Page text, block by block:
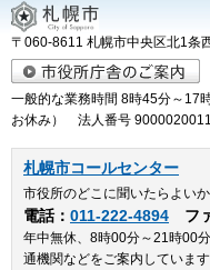
〒060-8611 札幌市中央区北1
一般的な業務時間 8時45分～17
お休み） 法人番号
札幌市コールセンター
市役所のどこに聞いたらよい
電話： 011-222-4894 フ
年中無休、8時00分～21時00
通機関などをご案内しています